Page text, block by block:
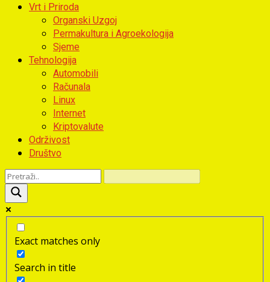
Vrt i Priroda
Organski Uzgoj
Permakultura i Agroekologija
Sjeme
Tehnologija
Automobili
Računala
Linux
Internet
Kriptovalute
Održivost
Društvo
Exact matches only
Search in title